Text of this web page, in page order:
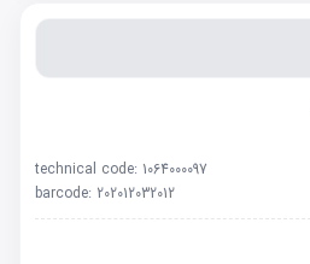
technical code: 1064000097
barcode: 202012032012